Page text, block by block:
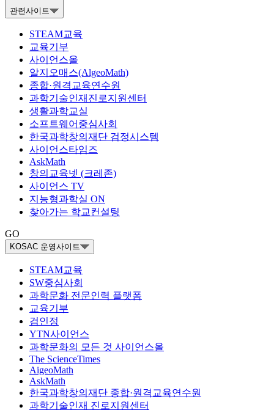
관련사이트
STEAM교육
교육기부
사이언스올
알지오매스(AlgeoMath)
종합·원격교육연수원
과학기술인재진로지원센터
생활과학교실
소프트웨어중심사회
한국과학창의재단 검정시스템
사이언스타임즈
AskMath
창의교육넷 (크레존)
사이언스 TV
지능형과학실 ON
찾아가는 학교컨설팅
GO
KOSAC 운영사이트
STEAM교육
SW중심사회
과학문화 전문인력 플랫폼
교육기부
검인정
YTN사이언스
과학문화의 모든 것 사이언스올
The ScienceTimes
AigeoMath
AskMath
한국과학창의재단 종합·원격교육연수원
과학기술인재 진로지원센터